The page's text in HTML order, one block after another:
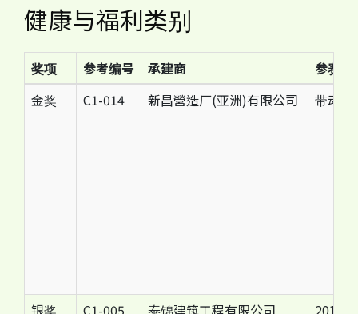
健康与福利类别
奖项 参考编号 承建商
参赛项
金奖
C1-014 新昌營造厂(亚洲)有限公司 带动健
银奖 C1-005 泰锦建筑工程有限公司 2014